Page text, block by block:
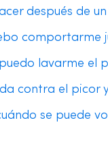
después de
lavarme
contra el picor
se puede